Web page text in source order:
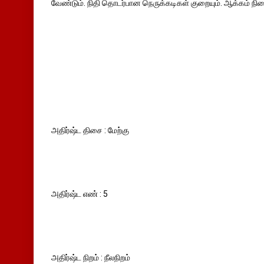
வேண்டும். நிதி தொடர்பான நெருக்கடிகள் குறையும். ஆக்கம்
அதிர்ஷ்ட திசை : மேற்கு
அதிர்ஷ்ட எண் : 5
அதிர்ஷ்ட நிறம் : நீலநிறம்